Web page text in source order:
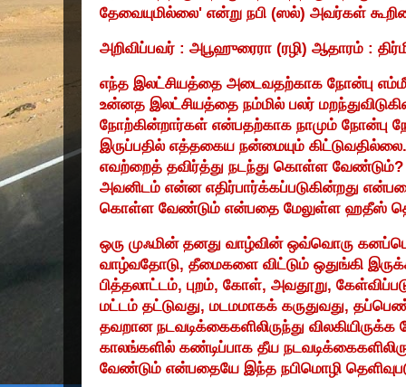
தேவையுமில்லை' என்று நபி (ஸல்) அவர்கள்
அறிவிப்பவர் : அபூஹுரைரா (ரழி) ஆதாரம் :
எந்த இலட்சியத்தை அடைவதற்காக நோன்பு
உன்னத இலட்சியத்தை நம்மில் பலர்
நோற்கின்றார்கள் என்பதற்காக நாமும் நோன்பு
இருப்பதில் எத்தகைய நன்மையும்
எவற்றைத் தவிர்த்து நடந்து கொள்ள வேண்டும்
அவனிடம் என்ன எதிர்பார்க்கப்படுகின்றது
கொள்ள வேண்டும் என்பதை மேலுள்ள ஹதீஸ்
ஒரு முஃமின் தனது வாழ்வின் ஒவ்வொரு
வாழ்வதோடு, தீமைகளை விட்டும் ஒதுங்கி
பித்தலாட்டம், புறம், கோள், அவதூறு,
மட்டம் தட்டுவது, மடமமாகக் கருதுவது,
தவறான நடவடிக்கைகளிலிருந்து
காலங்களில் கண்டிப்பாக தீய
வேண்டும் என்பதையே இந்த நபிமொழி